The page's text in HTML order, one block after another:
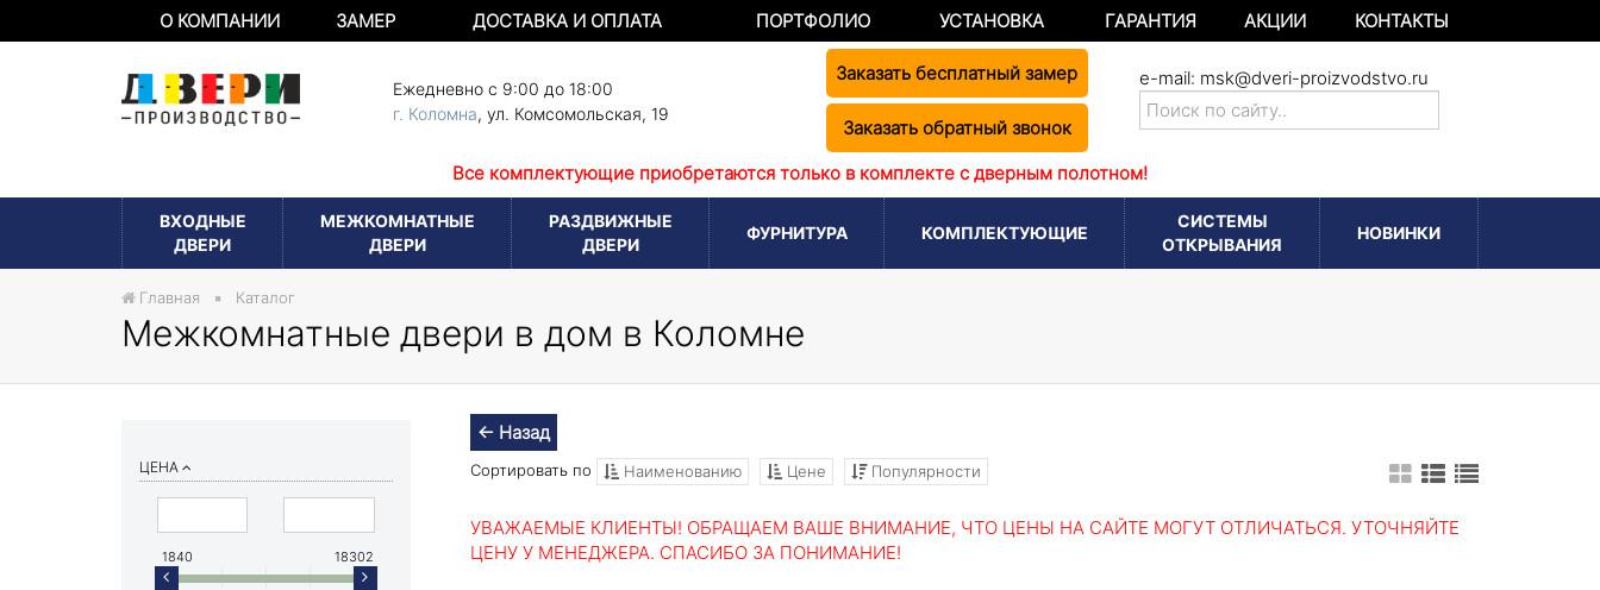
О КОМПАНИИ ЗАМЕР ДОСТАВКА И ОПЛАТА ПОРТФОЛИО УСТАНОВКА ГАРАНТИЯ АКЦИИ КОНТАКТЫ
Ежедневно с 9:00 до 18:00
г. Коломна, ул. Комсомольская, 19
Заказать бесплатный замер
Заказать обратный звонок
e-mail: msk@dveri-proizvodstvo.ru
Все комплектующие приобретаются только в комплекте с дверным полотном!
ВХОДНЫЕ
ДВЕРИ
МЕЖКОМНАТНЫЕ
ДВЕРИ
РАЗДВИЖНЫЕ
ДВЕРИ
ФУРНИТУРА КОМПЛЕКТУЮЩИЕ
СИСТЕМЫ
ОТКРЫВАНИЯ
НОВИНКИ
Главная Каталог
Межкомнатные двери в дом в Коломне
ЦЕНА
1840 18302
← Назад
Сортировать по Наименованию Цене Популярности
УВАЖАЕМЫЕ КЛИЕНТЫ! ОБРАЩАЕМ ВАШЕ ВНИМАНИЕ, ЧТО ЦЕНЫ НА САЙТЕ МОГУТ ОТЛИЧАТЬСЯ. УТОЧНЯЙТЕ
ЦЕНУ У МЕНЕДЖЕРА. СПАСИБО ЗА ПОНИМАНИЕ!